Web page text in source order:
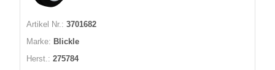
Artikel Nr.: 3701682
Marke: Blickle
Herst.: 275784